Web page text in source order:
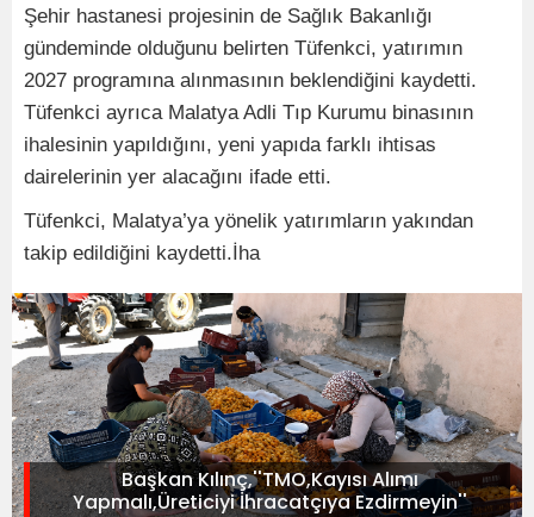
Şehir hastanesi projesinin de Sağlık Bakanlığı
gündeminde olduğunu belirten Tüfenkci, yatırımın
2027 programına alınmasının beklendiğini kaydetti.
Tüfenkci ayrıca Malatya Adli Tıp Kurumu binasının
ihalesinin yapıldığını, yeni yapıda farklı ihtisas
dairelerinin yer alacağını ifade etti.
Tüfenkci, Malatya’ya yönelik yatırımların yakından
takip edildiğini kaydetti.İha
Başkan Kılınç,''TMO,Kayısı Alımı
Yapmalı,Üreticiyi İhracatçıya Ezdirmeyin''